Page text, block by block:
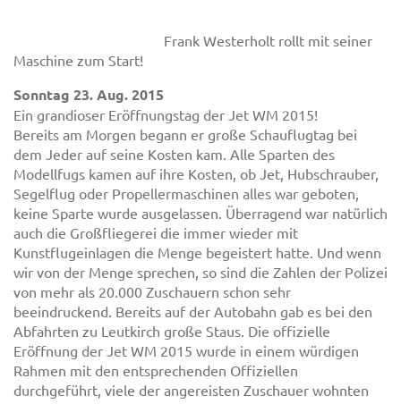
Frank Westerholt rollt mit seiner
Maschine zum Start!
Sonntag 23. Aug. 2015
Ein grandioser Eröffnungstag der Jet WM 2015!
Bereits am Morgen begann er große Schauflugtag bei
dem Jeder auf seine Kosten kam. Alle Sparten des
Modellfugs kamen auf ihre Kosten, ob Jet, Hubschrauber,
Segelflug oder Propellermaschinen alles war geboten,
keine Sparte wurde ausgelassen. Überragend war natürlich
auch die Großfliegerei die immer wieder mit
Kunstflugeinlagen die Menge begeistert hatte. Und wenn
wir von der Menge sprechen, so sind die Zahlen der Polizei
von mehr als 20.000 Zuschauern schon sehr
beeindruckend. Bereits auf der Autobahn gab es bei den
Abfahrten zu Leutkirch große Staus. Die offizielle
Eröffnung der Jet WM 2015 wurde in einem würdigen
Rahmen mit den entsprechenden Offiziellen
durchgeführt, viele der angereisten Zuschauer wohnten